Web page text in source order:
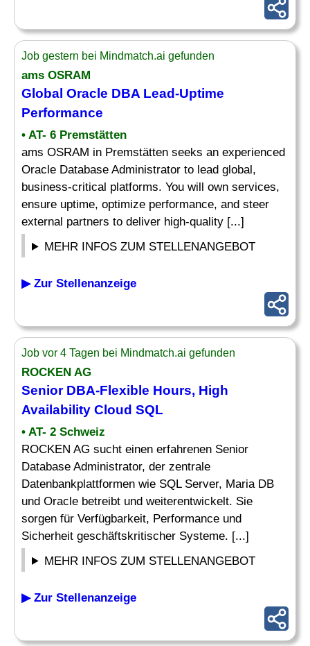
Job gestern bei Mindmatch.ai gefunden
ams OSRAM
Global Oracle DBA Lead-Uptime
Performance
• AT- 6 Premstätten
ams OSRAM in Premstätten seeks an experienced
Oracle Database Administrator to lead global,
business-critical platforms. You will own services,
ensure uptime, optimize performance, and steer
external partners to deliver high-quality [...]
MEHR INFOS ZUM STELLENANGEBOT
▶ Zur Stellenanzeige
Job vor 4 Tagen bei Mindmatch.ai gefunden
ROCKEN AG
Senior DBA-Flexible Hours, High
Availability Cloud SQL
• AT- 2 Schweiz
ROCKEN AG sucht einen erfahrenen Senior
Database Administrator, der zentrale
Datenbankplattformen wie SQL Server, Maria DB
und Oracle betreibt und weiterentwickelt. Sie
sorgen für Verfügbarkeit, Performance und
Sicherheit geschäftskritischer Systeme. [...]
MEHR INFOS ZUM STELLENANGEBOT
▶ Zur Stellenanzeige